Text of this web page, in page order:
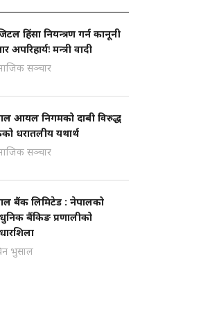
हिंसा नियन्त्रण गर्न कानूनी
अपरिहार्यः मन्त्री वादी
सञ्चार
आयल निगमको दाबी विरुद्ध
धरातलीय यथार्थ
सञ्चार
बैंक लिमिटेड : नेपालको
बैंकिङ प्रणालीको
भुसाल